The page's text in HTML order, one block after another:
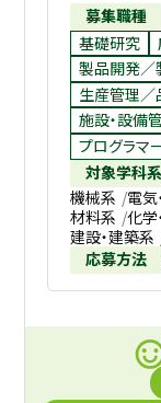
募集職種
基礎研究
製品開発／
生産管理／
施設・設備
プログラマ
対象学科
機械系 電気
材料系 化学
建設・建築系
応募方法